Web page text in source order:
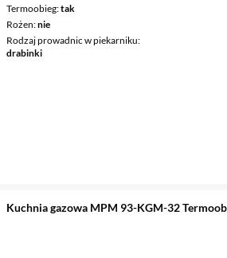
Termoobieg tak
Rożen nie
Rodzaj prowadnic w piekarniku
drabinki
Kuchnia gazowa MPM 93-KGM-32